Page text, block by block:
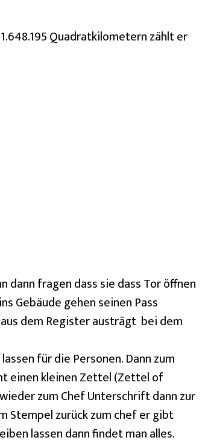
Quadratkilometern zählt er
dann fragen dass sie dass Tor öffnen
Gebäude gehen seinen Pass
dem Register austrägt bei dem
für die Personen. Dann zum
einen kleinen Zettel (Zettel of
zum Chef Unterschrift dann zur
Stempel zurück zum chef er gibt
lassen dann findet man alles.